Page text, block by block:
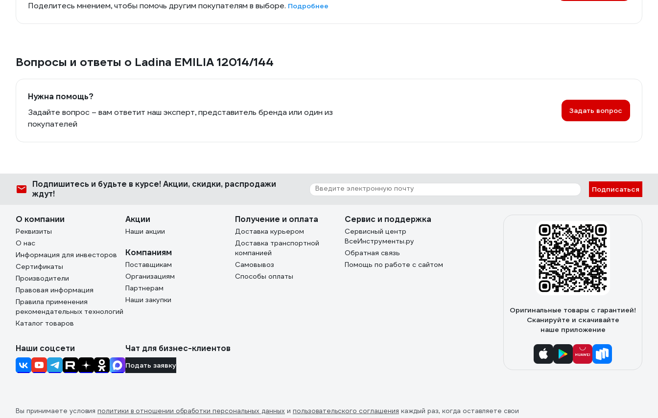
Поделитесь мнением, чтобы помочь другим покупателям в выборе. Подробнее
Вопросы и ответы о Ladina EMILIA 12014/144
Нужна помощь?
Задайте вопрос – вам ответит наш эксперт, представитель бренда или один из
покупателей
Задать вопрос
Подпишитесь и будьте в курсе! Акции, скидки, распродажи
ждут!
Подписаться
О компании
Реквизиты
О нас
Информация для инвесторов
Сертификаты
Производители
Правовая информация
Правила применения
рекомендательных технологий
Каталог товаров
Акции
Наши акции
Компаниям
Поставщикам
Организациям
Партнерам
Наши закупки
Получение и оплата
Доставка курьером
Доставка транспортной
компанией
Самовывоз
Способы оплаты
Сервис и поддержка
Сервисный центр
ВсеИнструменты.ру
Обратная связь
Помощь по работе с сайтом
Оригинальные товары с гарантией!
Сканируйте и скачивайте
наше приложение
Наши соцсети Чат для бизнес-клиентов
Подать заявку
Вы принимаете условия политики в отношении обработки персональных данных и пользовательского соглашения каждый раз, когда оставляете свои